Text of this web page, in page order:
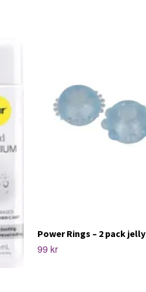
Power Rings – 2 pack jelly
99 kr